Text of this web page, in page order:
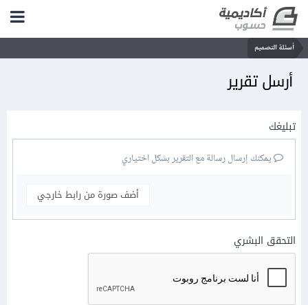
أسئلة التصميم
أرسل تقرير
تبليغك
يمكنك إرسال رسالة مع التقرير بشكل اختياري
أضف صورة من رابط خارجي
التحقق البشري